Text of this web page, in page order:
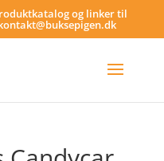
og linker til